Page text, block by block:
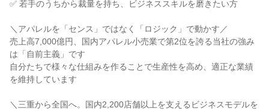
✅ 若手のうちから裁量を持ち、ビジネススキルを磨きたい方
＼アパレルを「センス」ではなく「ロジック」で動かす／
売上高7,000億円、国内アパレル小売業で第2位を誇る当社の強み
は「自前主義」です
自分たちで様々な仕組みを作ることで生産性を高め、適正な業績
を維持しています
＼三重から全国へ。国内2,200店舗以上を支えるビジネスモデルを